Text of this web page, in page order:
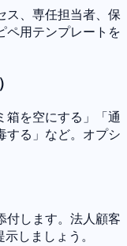
ス、専任担当者、保
ペ用テンプレートを
箱を空にする」「通
する」など。オプシ
付します。法人顧客
しましょう。